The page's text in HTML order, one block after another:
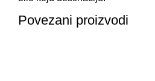
Povezani proizvodi